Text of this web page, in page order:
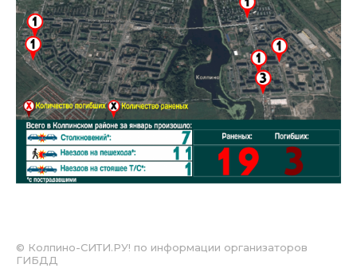
© Колпино-СИТИ.РУ! по информации организаторов
ГИБДД